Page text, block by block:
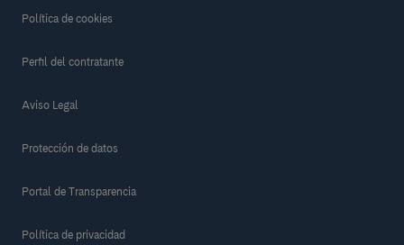
Política de cookies
Perfil del contratante
Aviso Legal
Protección de datos
Portal de Transparencia
Política de privacidad